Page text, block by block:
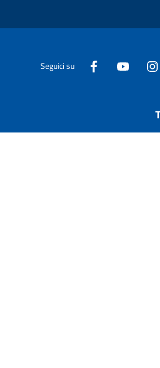
Seguici su